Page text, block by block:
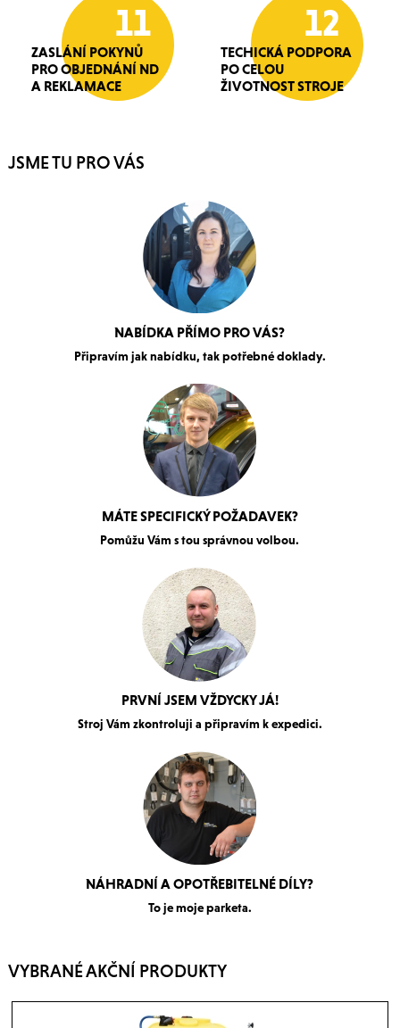
11
ZASLÁNÍ POKYNŮ
PRO OBJEDNÁNÍ ND
A REKLAMACE
12
TECHICKÁ PODPORA
PO CELOU
ŽIVOTNOST STROJE
JSME TU PRO VÁS
NABÍDKA PŘÍMO PRO VÁS?
Připravím jak nabídku, tak potřebné doklady.
MÁTE SPECIFICKÝ POŽADAVEK?
Pomůžu Vám s tou správnou volbou.
PRVNÍ JSEM VŽDYCKY JÁ!
Stroj Vám zkontroluji a připravím k expedici.
NÁHRADNÍ A OPOTŘEBITELNÉ DÍLY?
To je moje parketa.
VYBRANÉ AKČNÍ PRODUKTY